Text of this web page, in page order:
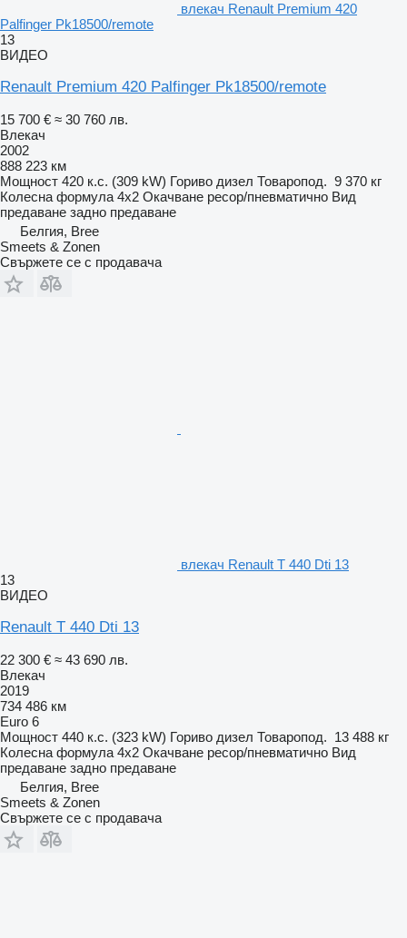
влекач Renault Premium 420
Palfinger Pk18500/remote
13
ВИДЕО
Renault Premium 420 Palfinger Pk18500/remote
15 700 € ≈ 30 760 лв.
Влекач
2002
888 223 км
Мощност 420 к.с. (309 kW) Гориво дизел Товаропод. 9 370 кг
Колесна формула 4x2 Окачване ресор/пневматично Вид
предаване задно предаване
Белгия, Bree
Smeets & Zonen
Свържете се с продавача
влекач Renault T 440 Dti 13
13
ВИДЕО
Renault T 440 Dti 13
22 300 € ≈ 43 690 лв.
Влекач
2019
734 486 км
Euro 6
Мощност 440 к.с. (323 kW) Гориво дизел Товаропод. 13 488 кг
Колесна формула 4x2 Окачване ресор/пневматично Вид
предаване задно предаване
Белгия, Bree
Smeets & Zonen
Свържете се с продавача